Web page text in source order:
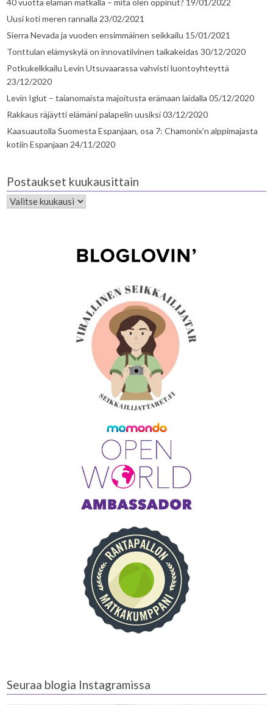
40 vuotta elämän matkalla – mitä olen oppinut? 19/01/2022
Uusi koti meren rannalla 23/02/2021
Sierra Nevada ja vuoden ensimmäinen seikkailu 15/01/2021
Tonttulan elämyskylä on innovatiivinen taikakeidas 30/12/2020
Potkukelkkailu Levin Utsuvaarassa vahvisti luontoyhteyttä
23/12/2020
Levin Iglut – taianomaista majoitusta erämaan laidalla 05/12/2020
Rakkaus räjäytti elämäni palapelin uusiksi03/12/2020
Kaasuautolla Suomesta Espanjaan, osa 7: Chamonix’n alppimajasta
kotiin Espanjaan 24/11/2020
Postaukset kuukausittain
Seuraa blogia Instagramissa